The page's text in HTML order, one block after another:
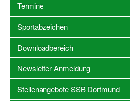
Stellenangebote SSB Dortmund
Vereine
Vereinssuche
Übungsleiterbörse
Sportanlagen in Dortmund
Termine
Sportabzeichen
Downloadbereich
Newsletter Anmeldung
Stellenangebote SSB Dortmund